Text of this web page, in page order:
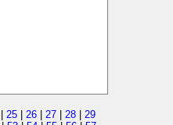
| 25 | 26 | 27 | 28 | 29